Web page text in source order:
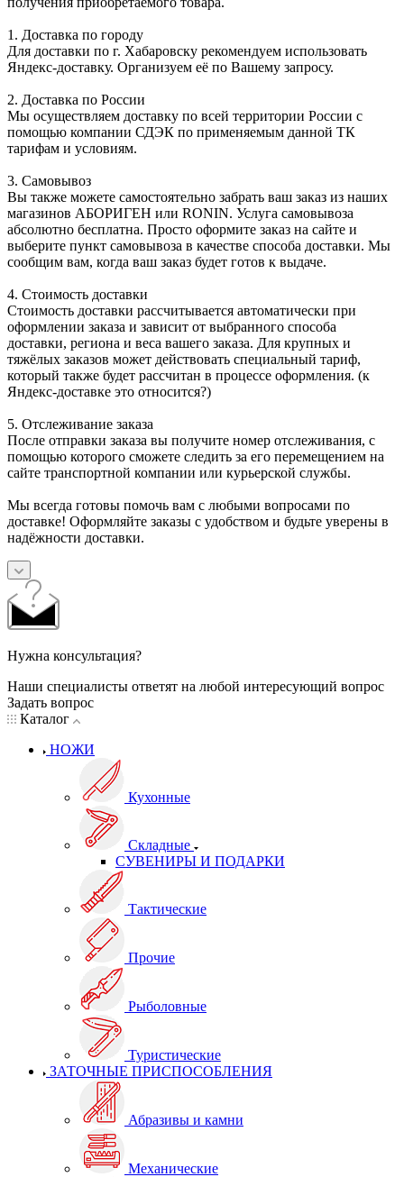
1. Доставка по городу
Для доставки по г. Хабаровску рекомендуем использовать
Яндекс-доставку. Организуем её по Вашему запросу.
2. Доставка по России
Мы осуществляем доставку по всей территории России с
помощью компании СДЭК по применяемым данной ТК
тарифам и условиям.
3. Самовывоз
Вы также можете самостоятельно забрать ваш заказ из наших
магазинов АБОРИГЕН или RONIN. Услуга самовывоза
абсолютно бесплатна. Просто оформите заказ на сайте и
выберите пункт самовывоза в качестве способа доставки. Мы
сообщим вам, когда ваш заказ будет готов к выдаче.
4. Стоимость доставки
Стоимость доставки рассчитывается автоматически при
оформлении заказа и зависит от выбранного способа
доставки, региона и веса вашего заказа. Для крупных и
тяжёлых заказов может действовать специальный тариф,
который также будет рассчитан в процессе оформления. (к
Яндекс-доставке это относится?)
5. Отслеживание заказа
После отправки заказа вы получите номер отслеживания, с
помощью которого сможете следить за его перемещением на
сайте транспортной компании или курьерской службы.
Мы всегда готовы помочь вам с любыми вопросами по
доставке! Оформляйте заказы с удобством и будьте уверены в
надёжности доставки.
Нужна консультация?
Наши специалисты ответят на любой интересующий вопрос
Задать вопрос
Каталог
НОЖИ
Кухонные
Складные
СУВЕНИРЫ И ПОДАРКИ
Тактические
Прочие
Рыболовные
Туристические
ЗАТОЧНЫЕ ПРИСПОСОБЛЕНИЯ
Абразивы и камни
Механические